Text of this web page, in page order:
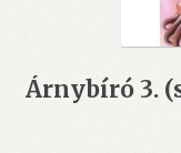
Árnybíró 3.